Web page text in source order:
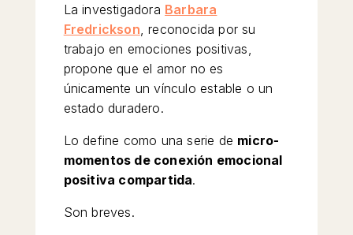
La investigadora Barbara
Fredrickson , reconocida por su
trabajo en emociones positivas,
propone que el amor no es
únicamente un vínculo estable o un
estado duradero.
Lo define como una serie de micro-
momentos de conexión emocional
positiva compartida.
Son breves.